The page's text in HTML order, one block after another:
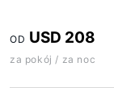
OD USD 208
za pokój / za noc